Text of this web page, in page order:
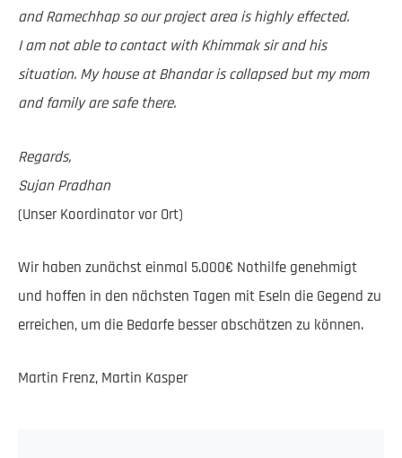
and Ramechhap so our project area is highly effected.
I am not able to contact with Khimmak sir and his
situation. My house at Bhandar is collapsed but my mom
and family are safe there.
Regards,
Sujan Pradhan
(Unser Koordinator vor Ort)
Wir haben zunächst einmal 5.000€ Nothilfe genehmigt
und hoffen in den nächsten Tagen mit Eseln die Gegend zu
erreichen, um die Bedarfe besser abschätzen zu können.
Martin Frenz, Martin Kasper